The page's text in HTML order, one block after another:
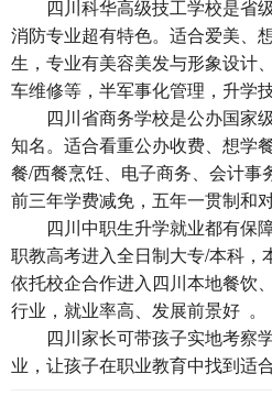
四川科华高级技工学校是省级
消防专业超有特色。适合爱美、
生，专业有美容美发与形象设计
车维修等，半军事化管理，升学
四川省商务学校是公办国家
知名。适合看重公办收费、想学
餐/西餐烹饪、电子商务、会计事
前三年学费减免，五年一贯制和
四川中职生升学就业都有保障
职教高考进入全日制大专/本科，
依托校企合作进入四川本地餐饮
行业，就业率高、发展前景好 。
四川家长可带孩子实地考察
业，让孩子在职业教育中找到适